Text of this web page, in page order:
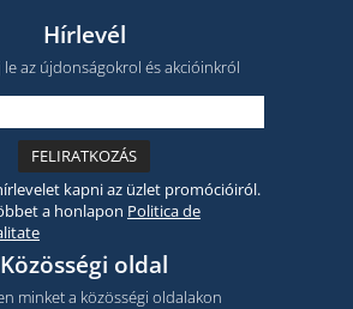
Hírlevél
le az újdonságokrol és akcióinkról
kapni az üzlet promócióiról.
a honlapon Politica de
Közösségi oldal
minket a közösségi oldalakon